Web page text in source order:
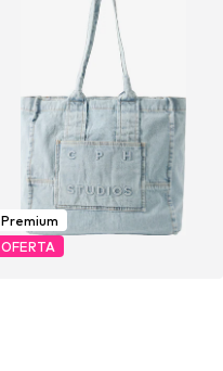
Premium
OFERTA